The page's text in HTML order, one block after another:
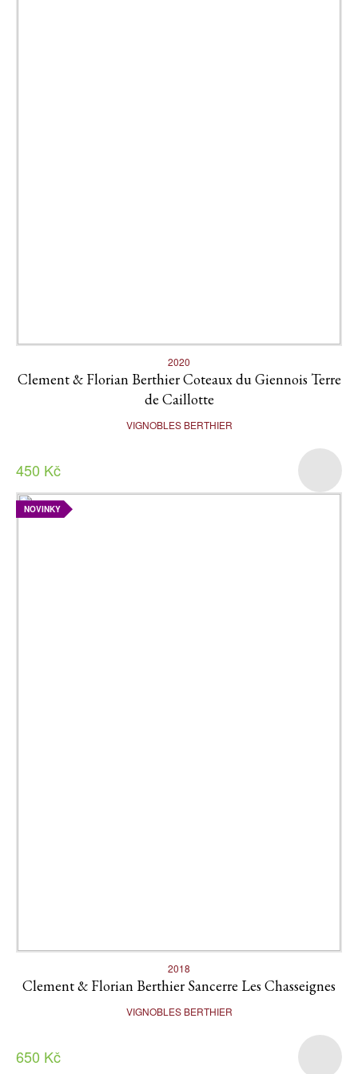
2020
Clement & Florian Berthier Coteaux du Giennois Terre
de Caillotte
VIGNOBLES BERTHIER
450 Kč
NOVINKY
2018
Clement & Florian Berthier Sancerre Les Chasseignes
VIGNOBLES BERTHIER
650 Kč